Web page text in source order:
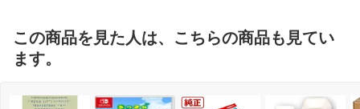
この商品を見た人は、こちらの商品も見てい
ます。